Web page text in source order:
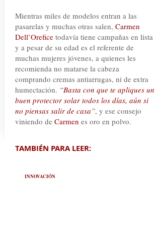
Mientras miles de modelos entran a las
pasarelas y muchas otras salen, Carmen
Dell’Oreficetodavía tiene campañas en lista
y a pesar de su edad es el referente de
muchas mujeres jóvenes, a quienes les
recomienda no matarse la cabeza
comprando cremas antiarrugas, ni de extra
humectación. “Basta con que te apliques un
buen protector solar todos los días, aún si
no piensas salir de casa”, y ese consejo
viniendo de Carmen es oro en polvo.
TAMBIÉN PARA LEER:
INNOVACIÓN